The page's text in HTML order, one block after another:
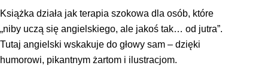
Książka działa jak terapia szokowa dla osób, które
„niby uczą się angielskiego, ale jakoś tak… od jutra”.
Tutaj angielski wskakuje do głowy sam – dzięki
humorowi, pikantnym żartom i ilustracjom.